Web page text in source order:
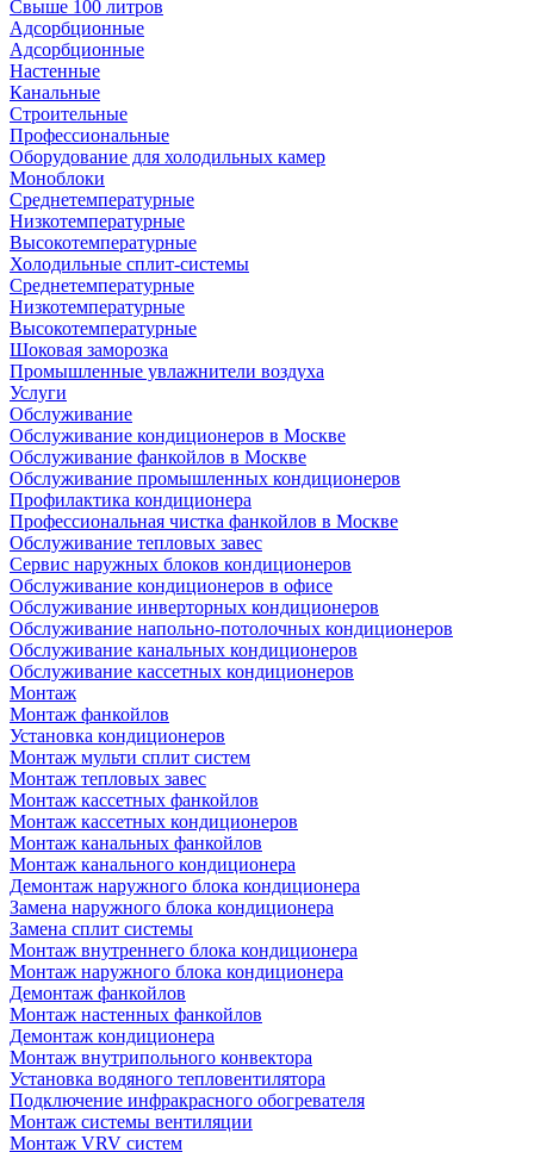
Свыше 100 литров
Адсорбционные
Адсорбционные
Настенные
Канальные
Строительные
Профессиональные
Оборудование для холодильных камер
Моноблоки
Среднетемпературные
Низкотемпературные
Высокотемпературные
Холодильные сплит-системы
Среднетемпературные
Низкотемпературные
Высокотемпературные
Шоковая заморозка
Промышленные увлажнители воздуха
Услуги
Обслуживание
Обслуживание кондиционеров в Москве
Обслуживание фанкойлов в Москве
Обслуживание промышленных кондиционеров
Профилактика кондиционера
Профессиональная чистка фанкойлов в Москве
Обслуживание тепловых завес
Сервис наружных блоков кондиционеров
Обслуживание кондиционеров в офисе
Обслуживание инверторных кондиционеров
Обслуживание напольно-потолочных кондиционеров
Обслуживание канальных кондиционеров
Обслуживание кассетных кондиционеров
Монтаж
Монтаж фанкойлов
Установка кондиционеров
Монтаж мульти сплит систем
Монтаж тепловых завес
Монтаж кассетных фанкойлов
Монтаж кассетных кондиционеров
Монтаж канальных фанкойлов
Монтаж канального кондиционера
Демонтаж наружного блока кондиционера
Замена наружного блока кондиционера
Замена сплит системы
Монтаж внутреннего блока кондиционера
Монтаж наружного блока кондиционера
Демонтаж фанкойлов
Монтаж настенных фанкойлов
Демонтаж кондиционера
Монтаж внутрипольного конвектора
Установка водяного тепловентилятора
Подключение инфракрасного обогревателя
Монтаж системы вентиляции
Монтаж VRV систем